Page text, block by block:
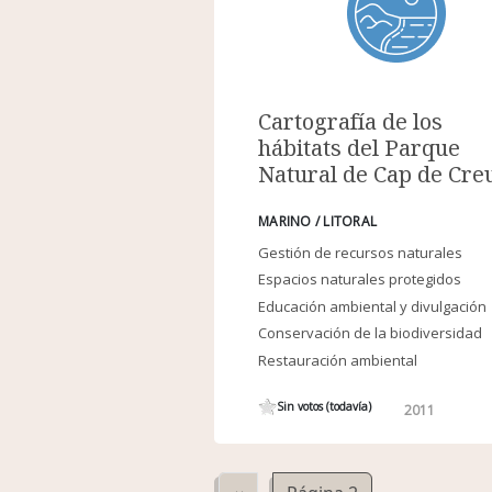
Cartografía de los
hábitats del Parque
Natural de Cap de
MARINO / LITORAL
Gestión de recursos naturales
Espacios naturales protegidos
Educación ambiental y divulgación
Conservación de la biodiversidad
Restauración ambiental
Sin votos (todavía) 2011